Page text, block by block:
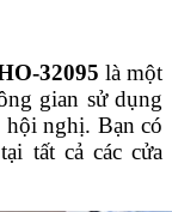
32095 là một
gian sử dụng
hội nghị. Bạn có
tất cả các cửa